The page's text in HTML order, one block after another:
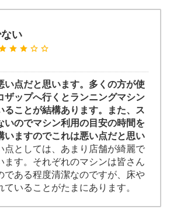
い
い点だと思います。多くの方が使
ザップへ行くとランニングマシン
ることが結構あります。また、ス
いのでマシン利用の目安の時間を
いますのでこれは悪い点だと思い
点としては、あまり店舗が綺麗で
ます。それぞれのマシンは皆さん
である程度清潔なのですが、床や
いることがたまにあります。